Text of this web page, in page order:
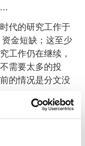
…
代的研究工作于
金短缺；这至少
工作仍在继续，
需要太多的投
的情况是分文没
更好的。我们将